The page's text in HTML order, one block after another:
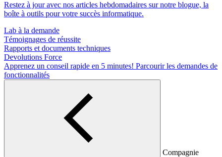
Restez à jour avec nos articles hebdomadaires sur notre blogue, la
boîte à outils pour votre succès informatique.
Lab à la demande
Témoignages de réussite
Rapports et documents techniques
Devolutions Force
Apprenez un conseil rapide en 5 minutes! Parcourir les demandes de
fonctionnalités
Compagnie